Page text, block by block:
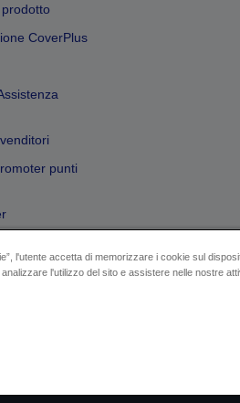
CoverPlus
punti
Contattaci per
l'utente accetta di memorizzare i cookie sul
l'utilizzo del sito e assistere nelle nostre